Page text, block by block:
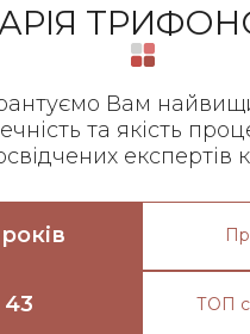
Вам
та якість
експертів
43 ТОП